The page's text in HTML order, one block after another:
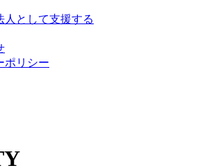
人として支援する
ポリシー